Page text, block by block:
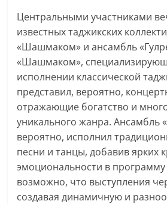
Центральными участниками
известных таджикских
«Шашмаком» и ансамбль
«Шашмаком»,
исполнении классической
представил, вероятно,
отражающие богатство и
уникального жанра. Ансамбль
вероятно, исполнил
песни и танцы, добавив ярких
эмоциональности в
возможно, что выступления
создавая динамичную и